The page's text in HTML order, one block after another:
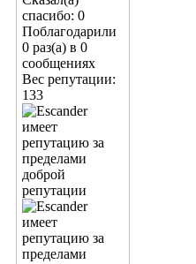
спасибо: 0
Поблагодарили
0 раз(а) в 0
сообщениях
Вес репутации:
133